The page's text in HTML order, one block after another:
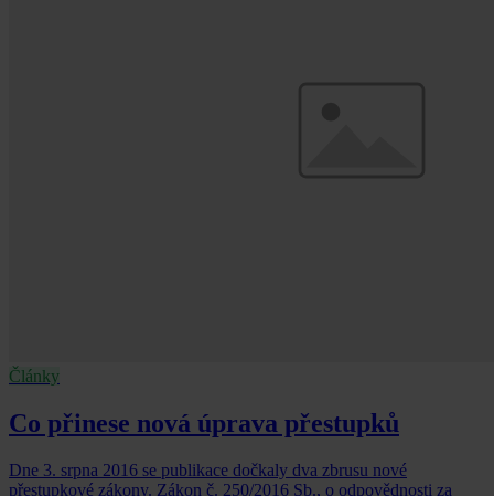
Články
Co přinese nová úprava přestupků
Dne 3. srpna 2016 se publikace dočkaly dva zbrusu nové
přestupkové zákony. Zákon č. 250/2016 Sb., o odpovědnosti za